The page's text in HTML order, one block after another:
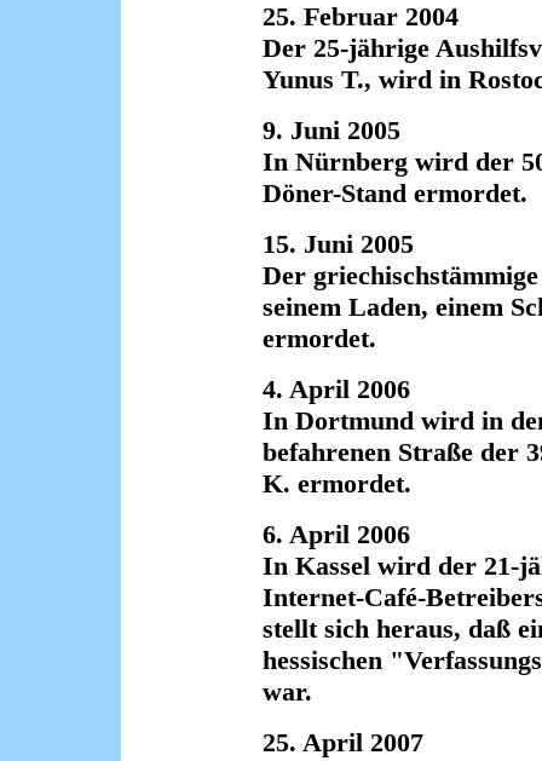
25. Februar 2004
Der 25-jährige
Yunus T., wird in
9. Juni 2005
In Nürnberg wird der
Döner-Stand ermordet.
15. Juni 2005
Der
seinem Laden, einem
ermordet.
4. April 2006
In Dortmund wird in
befahrenen Straße der
K. ermordet.
6. April 2006
In Kassel wird der 21-
Internet-Café-
stellt sich heraus, daß
hessischen
war.
25. April 2007